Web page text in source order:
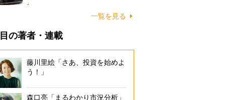
一覧を見る
の著者・連載
藤川里絵「さあ、投資を始めよ
う！」
森口亮「まるわかり市況分析」